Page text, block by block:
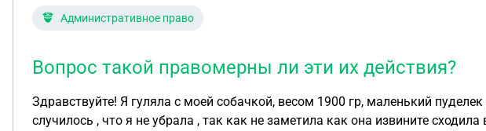
Административное право
Вопрос такой правомерны ли эти их действия?
Здравствуйте! Я гуляла с моей собачкой, весом 1900 гр, маленький пуделек , всегда убирала за ней экскременты и с собой
случилось , что я не убрала , так как не заметила как она извините